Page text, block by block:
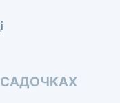
САДОЧКАХ